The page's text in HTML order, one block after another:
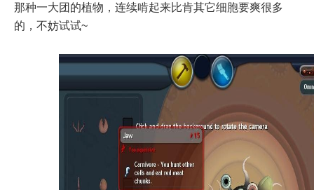
那种一大团的植物，连续啃起来比肯其它细胞要爽很多
的，不妨试试~